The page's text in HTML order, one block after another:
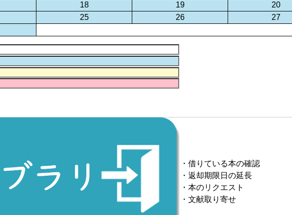
18 19
20
25 26
27
・借りている本の確認
・返却期限日の延長
・本のリクエスト
・文献取り寄せ